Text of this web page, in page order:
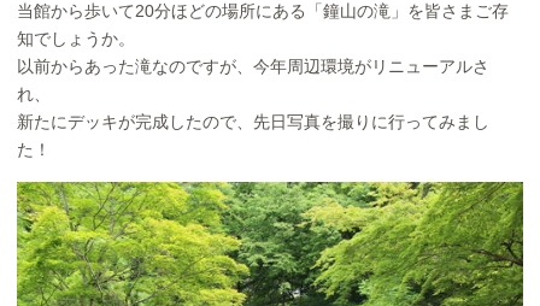
当館から歩いて20分ほどの場所にある「鐘山の滝」を皆さまご存
知でしょうか。
以前からあった滝なのですが、今年周辺環境がリニューアルさ
れ、
新たにデッキが完成したので、先日写真を撮りに行ってみまし
た！